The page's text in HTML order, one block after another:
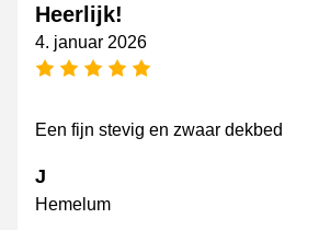
Heerlijk!
4. januar 2026
Een fijn stevig en zwaar dekbed
J
Hemelum